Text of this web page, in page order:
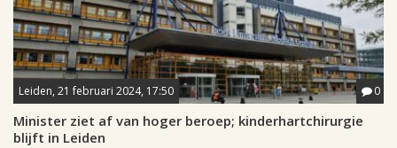
Leiden, 21 februari 2024, 17:50 0
Minister ziet af van hoger beroep; kinderhartchirurgie
blijft in Leiden